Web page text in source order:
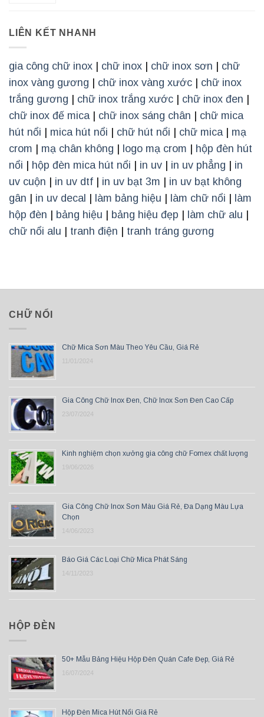
LIÊN KẾT NHANH
gia công chữ inox | chữ inox | chữ inox sơn | chữ
inox vàng gương | chữ inox vàng xước | chữ inox
trắng gương | chữ inox trắng xước | chữ inox đen |
chữ inox đế mica | chữ inox sáng chân | chữ mica
hút nổi | mica hút nổi | chữ hút nổi | chữ mica | mạ
crom | mạ chân không | logo mạ crom | hộp đèn hút
nổi | hộp đèn mica hút nổi | in uv | in uv phẳng | in
uv cuộn | in uv dtf | in uv bạt 3m | in uv bạt không
gân | in uv decal | làm bảng hiệu | làm chữ nổi | làm
hộp đèn | bảng hiệu | bảng hiệu đẹp | làm chữ alu |
chữ nổi alu | tranh điện | tranh tráng gương
CHỮ NỔI
Chữ Mica Sơn Màu Theo Yêu Cầu, Giá Rẻ
11/01/2024
Gia Công Chữ Inox Đen, Chữ Inox Sơn Đen Cao Cấp
23/07/2024
Kinh nghiệm chọn xưởng gia công chữ Fomex chất lượng
19/06/2026
Gia Công Chữ Inox Sơn Màu Giá Rẻ, Đa Dạng Màu Lựa
Chọn
14/06/2023
Báo Giá Các Loại Chữ Mica Phát Sáng
14/11/2023
HỘP ĐÈN
50+ Mẫu Bảng Hiệu Hộp Đèn Quán Cafe Đẹp, Giá Rẻ
16/07/2024
Hộp Đèn Mica Hút Nổi Giá Rẻ